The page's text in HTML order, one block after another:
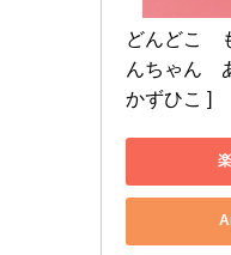
どんどこ　
んちゃん　
かずひこ ]